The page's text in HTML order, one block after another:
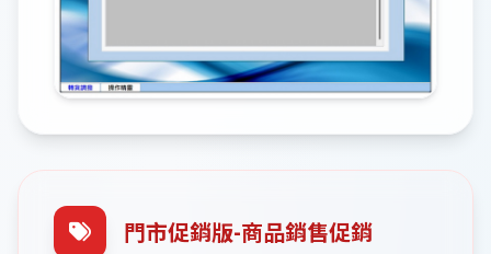
門市促銷版-商品銷售促銷